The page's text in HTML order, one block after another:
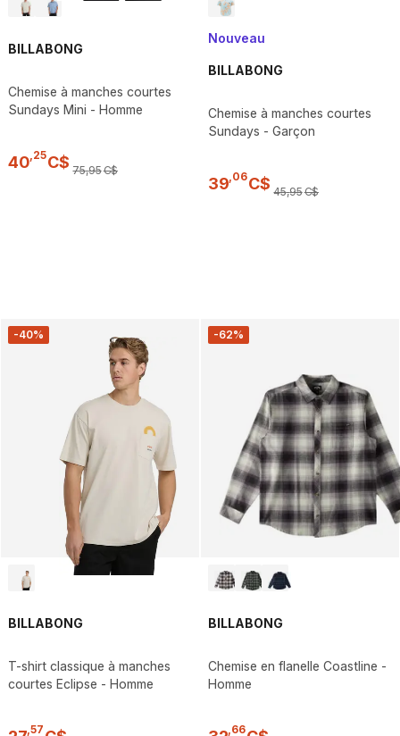
BILLABONG
Chemise à manches courtes
Sundays Mini - Homme
40,25C$ 75,95C$
Nouveau
BILLABONG
Chemise à manches courtes
Sundays - Garçon
39,06C$ 45,95C$
-40%
BILLABONG
T-shirt classique à manches
courtes Eclipse - Homme
57
-62%
BILLABONG
Chemise en flanelle Coastline -
Homme
66